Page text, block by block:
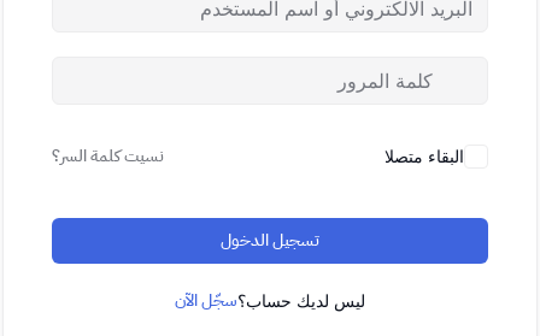
البقاء متصلا نسيت كلمة السر؟
تسجيل الدخول
ليس لديك حساب؟سجّل الآن